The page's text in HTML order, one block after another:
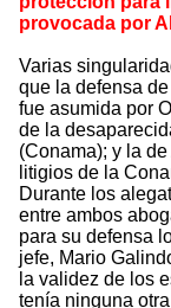
provocada por
Varias
que la defensa
fue asumida por
de la
(Conama); y la
litigios de la
Durante los
entre ambos
para su defensa
jefe, Mario
la validez de los
tenía ninguna